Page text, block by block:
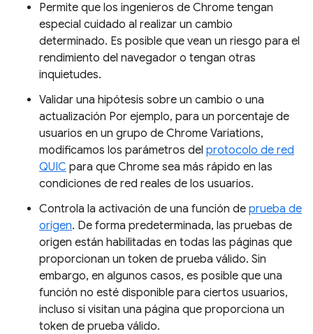
Permite que los ingenieros de Chrome tengan
especial cuidado al realizar un cambio
determinado. Es posible que vean un riesgo para el
rendimiento del navegador o tengan otras
inquietudes.
Validar una hipótesis sobre un cambio o una
actualización Por ejemplo, para un porcentaje de
usuarios en un grupo de Chrome Variations,
modificamos los parámetros del protocolo de red
QUIC para que Chrome sea más rápido en las
condiciones de red reales de los usuarios.
Controla la activación de una función de prueba de
origen. De forma predeterminada, las pruebas de
origen están habilitadas en todas las páginas que
proporcionan un token de prueba válido. Sin
embargo, en algunos casos, es posible que una
función no esté disponible para ciertos usuarios,
incluso si visitan una página que proporciona un
token de prueba válido.